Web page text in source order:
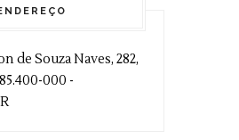
de Souza Naves, 282,
000 -